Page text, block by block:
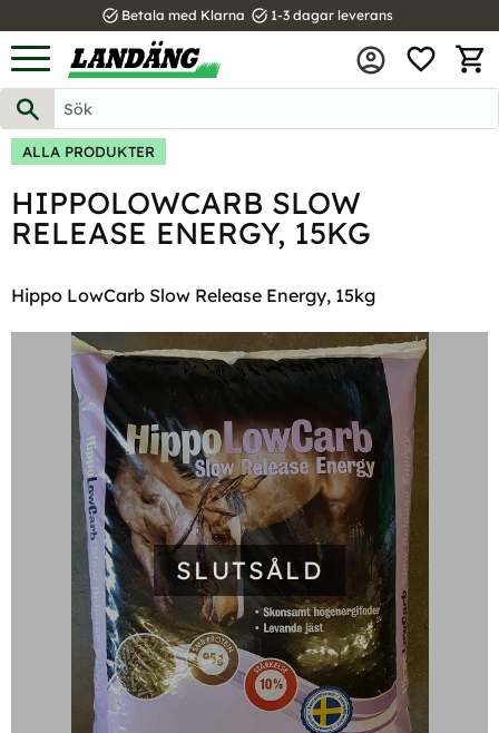
Meny
task_alt Betala med Klarna task_alt 1-3 dagar leverans
ALLA PRODUKTER
HIPPOLOWCARB SLOW
RELEASE ENERGY, 15KG
Hippo LowCarb Slow Release Energy, 15kg
SLUTSÅLD